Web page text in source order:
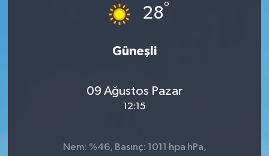
28°
Güneşli
09 Ağustos Pazar
12:15
Nem: %46, Basınç: 1011 hpa hPa,